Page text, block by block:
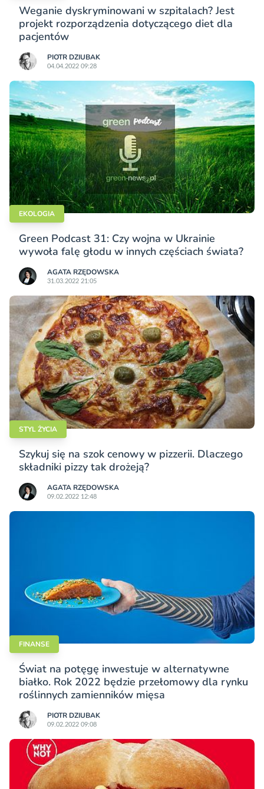
Weganie dyskryminowani w szpitalach? Jest
projekt rozporządzenia dotyczącego diet dla
pacjentów
PIOTR DZIUBAK
04.04.2022 09:28
EKOLOGIA
Green Podcast 31: Czy wojna w Ukrainie
wywoła falę głodu w innych częściach świata?
AGATA RZĘDOWSKA
31.03.2022 21:05
STYL ŻYCIA
Szykuj się na szok cenowy w pizzerii. Dlaczego
składniki pizzy tak drożeją?
AGATA RZĘDOWSKA
09.02.2022 12:48
FINANSE
Świat na potęgę inwestuje w alternatywne
białko. Rok 2022 będzie przełomowy dla rynku
roślinnych zamienników mięsa
PIOTR DZIUBAK
09.02.2022 09:08